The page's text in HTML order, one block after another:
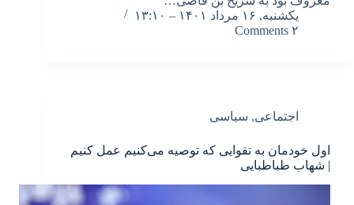
یکشنبه, ۱۶ مرداد ۱۴۰۱ – ۱۳:۱۰
۲ Comments
اجتماعی, سیاسی
اول خودمان به تقوایی که توصیه می‌کنیم عمل کنیم
| شهاب طباطبایی